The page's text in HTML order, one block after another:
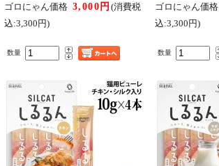
ゴロにゃん価格 3,000円 (消費税
込:3,300円)
数量
ゴロにゃん価格
込:3,300円)
数量